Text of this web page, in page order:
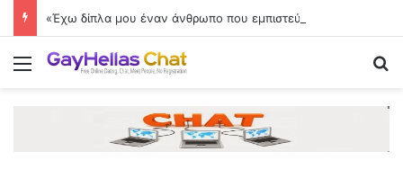
Menu